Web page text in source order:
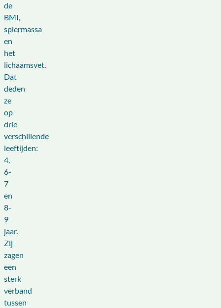
de
BMI,
spiermassa
en
het
lichaamsvet.
Dat
deden
ze
op
drie
verschillende
leeftijden:
4,
6-
7
en
8-
9
jaar.
Zij
zagen
een
sterk
verband
tussen